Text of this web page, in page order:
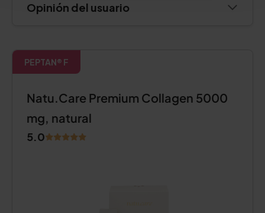
Opinión del usuario
PEPTAN® F
Natu.Care Premium Collagen 5000
mg, natural
5.0